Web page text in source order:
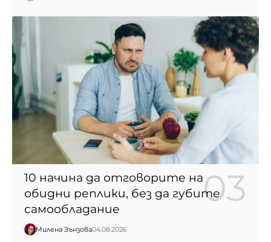
10 начина да отговорите на
обидни реплики, без да губите
самообладание
Милена Зънзова04.08.2026